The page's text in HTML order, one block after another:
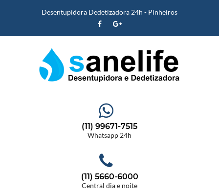
Desentupidora Dedetizadora 24h - Pinheiros
(11) 99671-7515
Whatsapp 24h
(11) 5660-6000
Central dia e noite